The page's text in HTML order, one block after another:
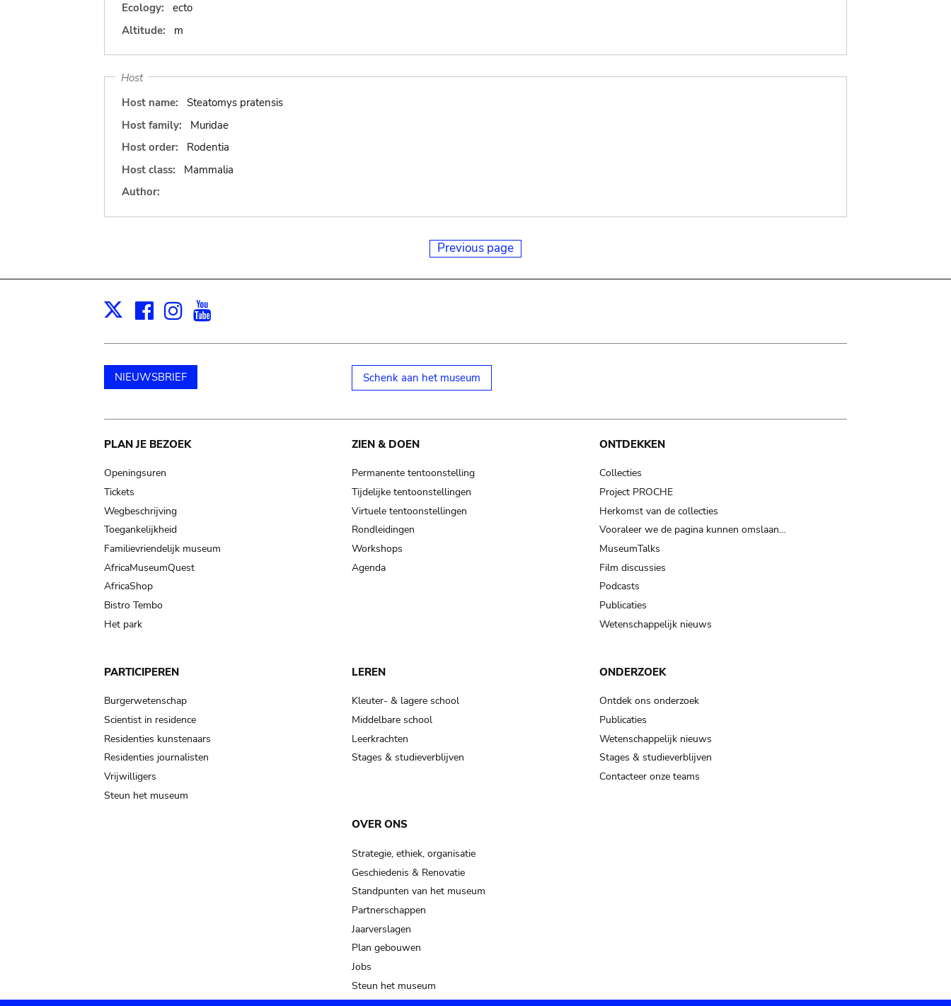
Ecology:
ecto
Altitude:
m
Host
Host name:
Steatomys pratensis
Host family:
Muridae
Host order:
Rodentia
Host class:
Mammalia
Author:
Previous page
X Facebook
Instagram
NIEUWSBRIEF Schenk aan het museum
Main
navigation
PLAN JE BEZOEK
Openingsuren
Tickets
Wegbeschrijving
Toegankelijkheid
Familievriendelijk museum
AfricaMuseumQuest
AfricaShop
Bistro Tembo
Het park
ZIEN & DOEN
Permanente tentoonstelling
Tijdelijke tentoonstellingen
Virtuele tentoonstellingen
Rondleidingen
Workshops
Agenda
ONTDEKKEN
Collecties
Project PROCHE
Herkomst van de collecties
Vooraleer we de pagina kunnen omslaan…
MuseumTalks
Film discussies
Podcasts
Publicaties
Wetenschappelijk nieuws
PARTICIPEREN
Burgerwetenschap
Scientist in residence
Residenties kunstenaars
Residenties journalisten
Vrijwilligers
Steun het museum
LEREN
Kleuter- & lagere school
Middelbare school
Leerkrachten
Stages & studieverblijven
ONDERZOEK
Ontdek ons onderzoek
Publicaties
Wetenschappelijk nieuws
Stages & studieverblijven
Contacteer onze teams
OVER ONS
Strategie, ethiek, organisatie
Geschiedenis & Renovatie
Standpunten van het museum
Partnerschappen
Jaarverslagen
Plan gebouwen
Jobs
Steun het museum